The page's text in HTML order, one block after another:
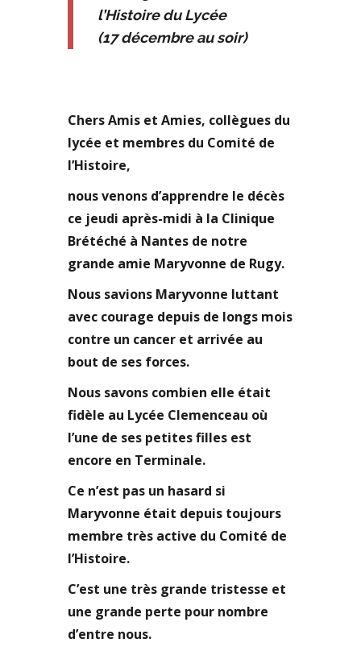
l’Histoire du Lycée
(17 décembre au soir)
Chers Amis et Amies, collègues du
lycée et membres du Comité de
l’Histoire,
nous venons d’apprendre le décès
ce jeudi après-midi à la Clinique
Brétéché à Nantes de notre
grande amie Maryvonne de Rugy.
Nous savions Maryvonne luttant
avec courage depuis de longs mois
contre un cancer et arrivée au
bout de ses forces.
Nous savons combien elle était
fidèle au Lycée Clemenceau où
l’une de ses petites filles est
encore en Terminale.
Ce n’est pas un hasard si
Maryvonne était depuis toujours
membre très active du Comité de
l’Histoire.
C’est une très grande tristesse et
une grande perte pour nombre
d’entre nous.